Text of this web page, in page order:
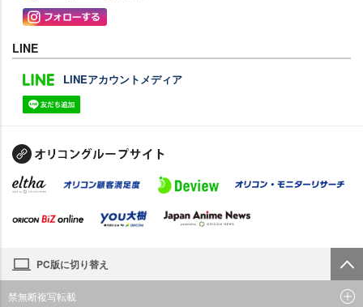
LINE
LINEアカウントメディア
PC版に切り替え
禁無断複写転載